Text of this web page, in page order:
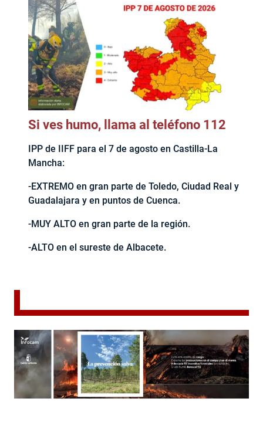
Si ves humo, llama al teléfono 112
IPP de IIFF para el 7 de agosto en Castilla-La
Mancha:
-EXTREMO en gran parte de Toledo, Ciudad Real y
Guadalajara y en puntos de Cuenca.
-MUY ALTO en gran parte de la región.
-ALTO en el sureste de Albacete.